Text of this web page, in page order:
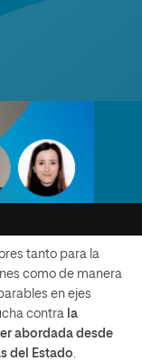
tanto para la
como de manera
en ejes
contra la
abordada desde
del Estado.